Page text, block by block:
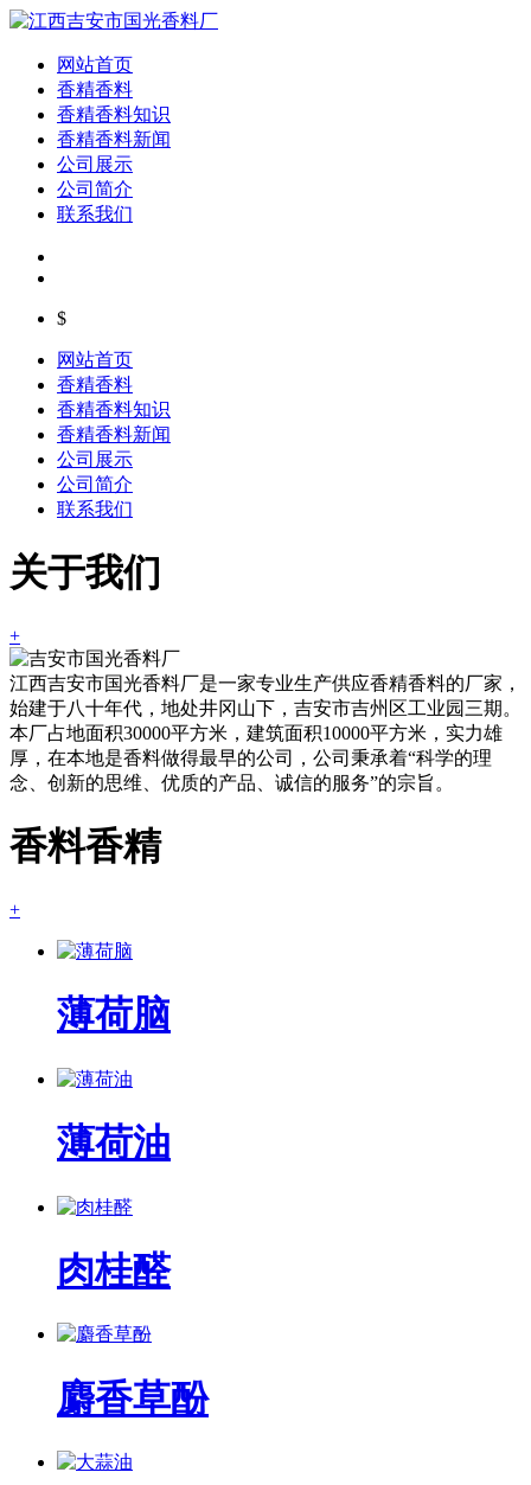
网站首页
香精香料
香精香料知识
香精香料新闻
公司展示
公司简介
联系我们
$
网站首页
香精香料
香精香料知识
香精香料新闻
公司展示
公司简介
联系我们
关于我们
+
江西吉安市国光香料厂是一家专业生产供应香精香料的厂家，
始建于八十年代，地处井冈山下，吉安市吉州区工业园三期。
本厂占地面积30000平方米，建筑面积10000平方米，实力雄
厚，在本地是香料做得最早的公司，公司秉承着“科学的理
念、创新的思维、优质的产品、诚信的服务”的宗旨。
香料香精
+
薄荷脑
薄荷油
肉桂醛
麝香草酚